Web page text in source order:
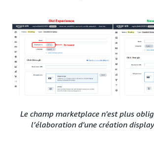
Le champ marketplace n'est plus
l’élaboration d'une création